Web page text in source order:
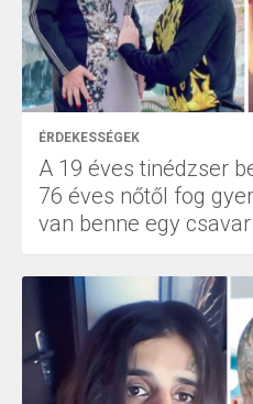
ÉRDEKESSÉGEK
A 19 éves tinédzser
76 éves nőtől fog
van benne egy csavar